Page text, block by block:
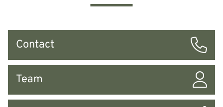
Snel
naar
Contact
Team